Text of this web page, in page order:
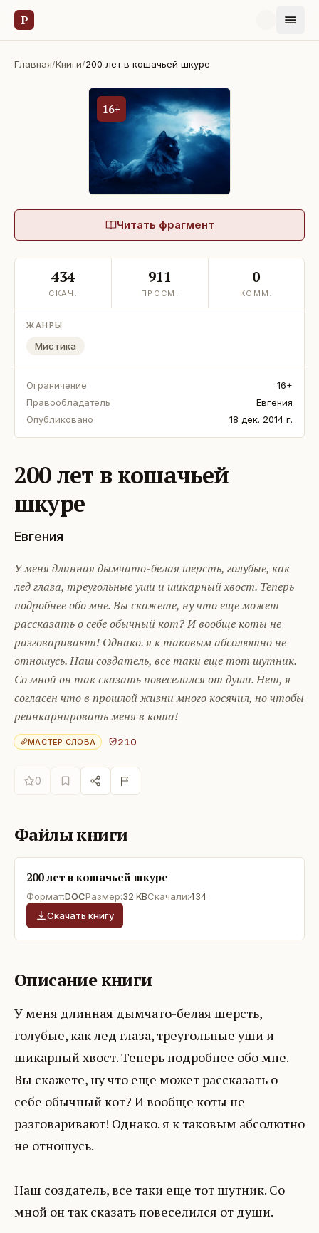
Р
Главная/Книги/200 лет в кошачьей шкуре
16+
Читать фрагмент
434
СКАЧ.
911
ПРОСМ.
0
КОММ.
ЖАНРЫ
Мистика
Ограничение
16+
Правообладатель
Евгения
Опубликовано
18 дек. 2014 г.
200 лет в кошачьей
шкуре
Евгения
У меня длинная дымчато-белая шерсть, голубые, как
лед глаза, треугольные уши и шикарный хвост. Теперь
подробнее обо мне. Вы скажете, ну что еще может
рассказать о себе обычный кот? И вообще коты не
разговаривают! Однако. я к таковым абсолютно не
отношусь. Наш создатель, все таки еще тот шутник.
Со мной он так сказать повеселился от души. Нет, я
согласен что в прошлой жизни много косячил, но чтобы
реинкарнировать меня в кота!
МАСТЕР СЛОВА 210
0
Файлы книги
200 лет в кошачьей шкуре
Формат:DOCРазмер:32 KBСкачали:434
Скачать книгу
Описание книги
У меня длинная дымчато-белая шерсть,
голубые, как лед глаза, треугольные уши и
шикарный хвост. Теперь подробнее обо мне.
Вы скажете, ну что еще может рассказать о
себе обычный кот? И вообще коты не
разговаривают! Однако. я к таковым абсолютно
не отношусь.
Наш создатель, все таки еще тот шутник. Со
мной он так сказать повеселился от души.